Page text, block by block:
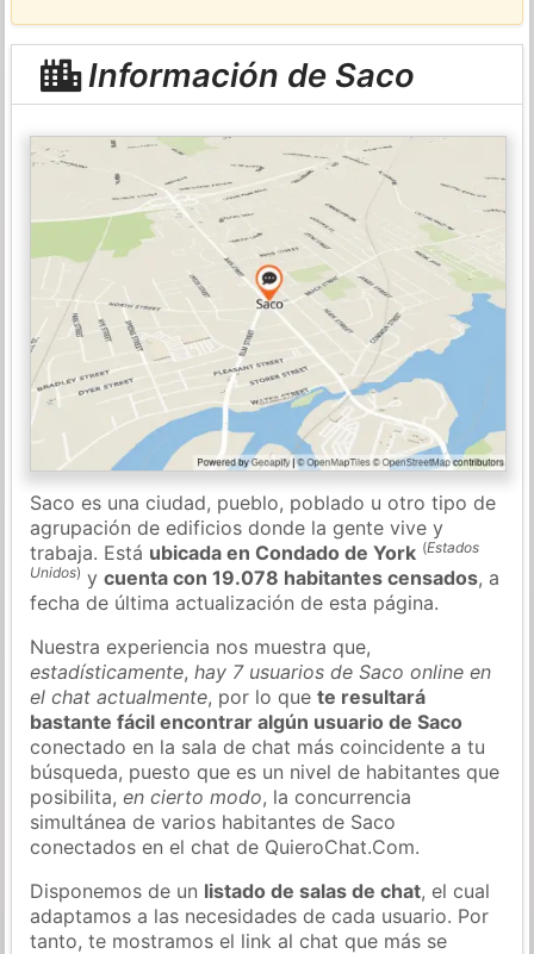
Información de Saco
Saco es una ciudad, pueblo, poblado u otro tipo de
agrupación de edificios donde la gente vive y
trabaja. Está ubicada en Condado de York (Estados
Unidos) ycuenta con 19.078 habitantes censados, a
fecha de última actualización de esta página.
Nuestra experiencia nos muestra que,
estadísticamente,hay 7 usuarios de Saco online en
el chat actualmente, por lo quete resultará
bastante fácil encontrar algún usuario de Saco
conectado en la sala de chat más coincidente a tu
búsqueda, puesto que es un nivel de habitantes que
posibilita,en cierto modo, la concurrencia
simultánea de varios habitantes de Saco
conectados en el chat de QuieroChat.Com.
Disponemos de un listado de salas de chat, el cual
adaptamos a las necesidades de cada usuario. Por
tanto, te mostramos el link al chat que más se